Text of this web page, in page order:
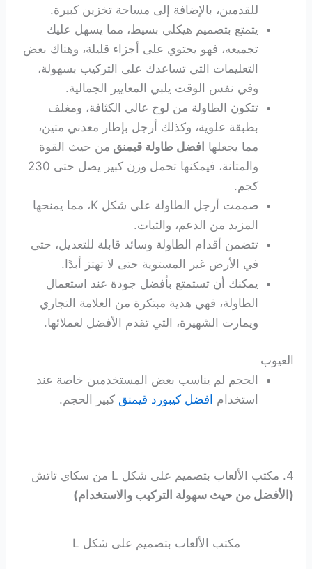
للقدمين، بالإضافة إلى مساحة تخزين كبيرة.
يتمتع بتصميم هيكلي بسيط، مما يسهل عليك
تجميعه، فهو يحتوي على أجزاء قليلة، وهناك بعض
التعليمات التي تساعدك على التركيب بسهولة،
وفي نفس الوقت يلبي المعايير الجمالية.
تتكون الطاولة من لوح عالي الكثافة، ومغلف
بطبقة علوية، وكذلك أرجل بإطار معدني متين،
مما يجعلها افضل طاولة قيمنق من حيث القوة
والمتانة، فيمكنها تحمل وزن كبير يصل حتى 230
كجم.
صممت أرجل الطاولة على شكل K، مما يمنحها
المزيد من الدعم، والثبات.
تتضمن أقدام الطاولة وسائد قابلة للتعديل، حتى
في الأرض غير المستوية حتى لا تهتز أبدًا.
يمكنك أن تستمتع بأفضل جودة عند استعمال
الطاولة، فهي هدية مبتكرة من العلامة التجاري
ويمارت الشهيرة، التي تقدم الأفضل لعملائها.
العيوب
الحجم لم يناسب بعض المستخدمين خاصة عند
استخدام افضل كيبورد قيمنق كبير الحجم.
4. مكتب الألعاب بتصميم على شكل L من سكاي تاتش
(الأفضل من حيث سهولة التركيب والاستخدام)
مكتب الألعاب بتصميم على شكل L